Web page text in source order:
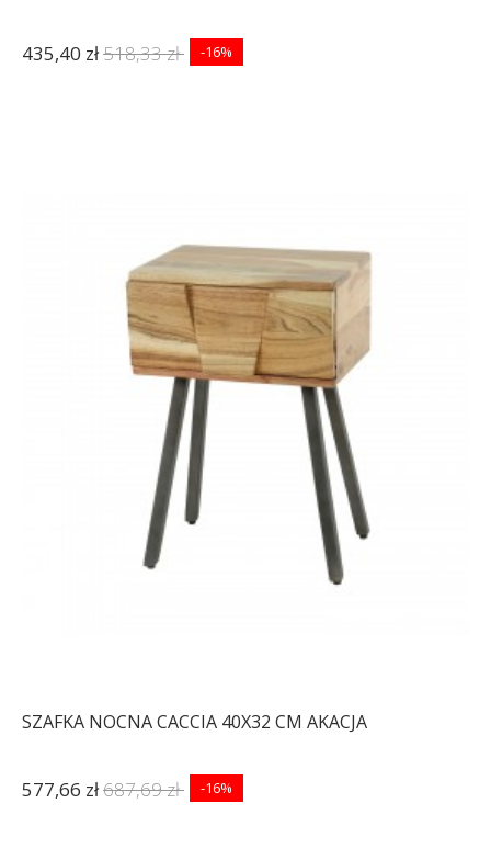
435,40 zł518,33 zł -16%
SZAFKA NOCNA CACCIA 40X32 CM AKACJA
577,66 zł687,69 zł -16%